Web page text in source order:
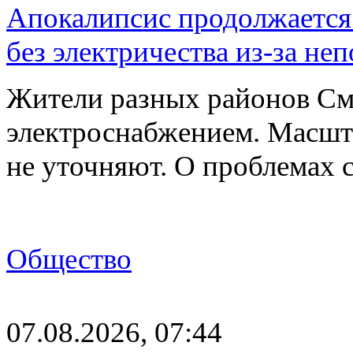
Апокалипсис
без электричества из-за
Жители разных районов
электроснабжением.
не уточняют. О проблемах
Общество
07.08.2026, 07:44